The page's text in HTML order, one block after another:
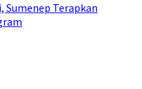
Sumenep Terapkan